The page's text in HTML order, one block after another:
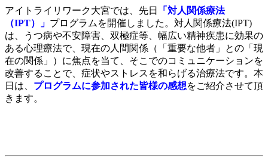
アイトライリワーク大宮では、先日
「対人関係療法
（IPT）」 プログラムを開催しました。対人関係療法(IPT)
は、うつ病や不安障害、双極症等、幅広い精神疾患に効果の
ある心理療法で、現在の人間関係（「重要な他者」との「現
在の関係」）に焦点を当て、そこでのコミュニケーションを
改善することで、症状やストレスを和らげる治療法です。本
日は、 プログラムに参加された皆様の感想をご紹介させて頂
きます。